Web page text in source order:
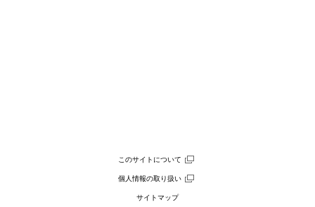
このサイトについて
個人情報の取り扱い
サイトマップ